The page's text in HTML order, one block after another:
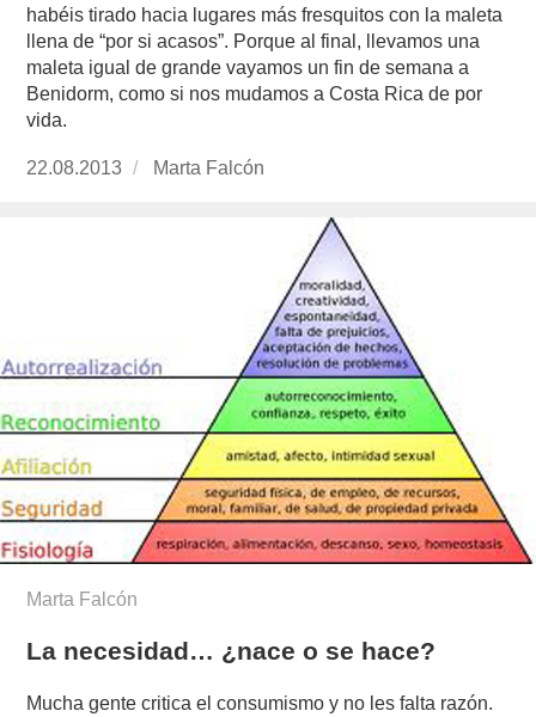
habéis tirado hacia lugares más fresquitos con la maleta
llena de “por si acasos”. Porque al final, llevamos una
maleta igual de grande vayamos un fin de semana a
Benidorm, como si nos mudamos a Costa Rica de por
vida.
Publicado
22.08.2013 https://www.experimenta.es/author/
Marta Falcón
Marta Falcón
La necesidad… ¿nace o se hace?
Mucha gente critica el consumismo y no les falta razón.